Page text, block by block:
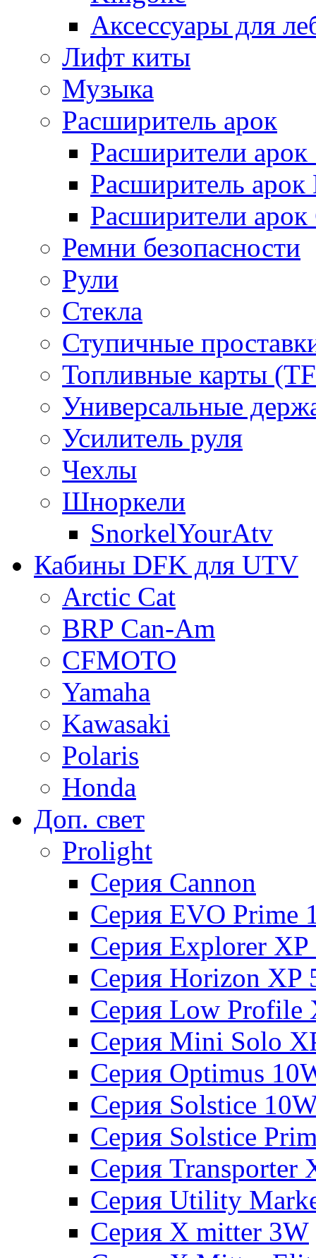
Аксессуары для
Лифт киты
Музыка
Расширитель арок
Расширители
Расширитель
Расширители
Ремни безопасности
Рули
Стекла
Ступичные
Топливные карты
Универсальные
Усилитель руля
Чехлы
Шноркели
SnorkelYourAtv
Кабины DFK для UTV
Arctic Cat
BRP Can-Am
CFMOTO
Yamaha
Kawasaki
Polaris
Honda
Доп. свет
Prolight
Серия Cannon
Серия EVO Prime
Серия Explorer XP
Серия Horizon XP
Серия Low Profile
Серия Mini Solo
Серия Optimus
Серия Solstice
Серия Solstice
Серия Transporter
Серия Utility
Серия X mitter 3W